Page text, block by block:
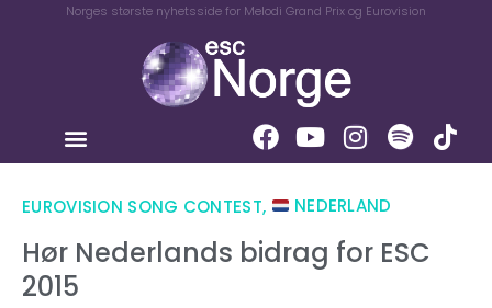
Norges største nyhetsside for Melodi Grand Prix og Eurovision
EUROVISION SONG CONTEST, NEDERLAND
Hør Nederlands bidrag for ESC
2015